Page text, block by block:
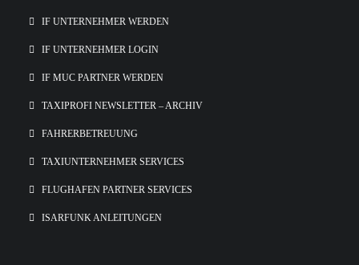
IF UNTERNEHMER WERDEN
IF UNTERNEHMER LOGIN
IF MUC PARTNER WERDEN
TAXIPROFI NEWSLETTER – ARCHIV
FAHRERBETREUUNG
TAXIUNTERNEHMER SERVICES
FLUGHAFEN PARTNER SERVICES
ISARFUNK ANLEITUNGEN